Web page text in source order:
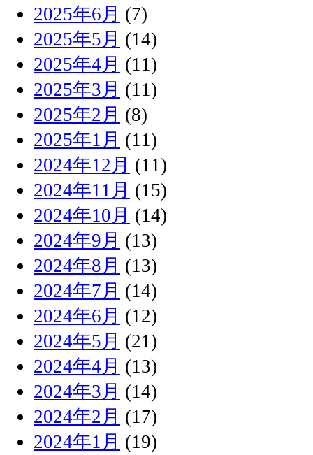
2025年6月 (7)
2025年5月 (14)
2025年4月 (11)
2025年3月 (11)
2025年2月 (8)
2025年1月 (11)
2024年12月 (11)
2024年11月 (15)
2024年10月 (14)
2024年9月 (13)
2024年8月 (13)
2024年7月 (14)
2024年6月 (12)
2024年5月 (21)
2024年4月 (13)
2024年3月 (14)
2024年2月 (17)
2024年1月 (19)